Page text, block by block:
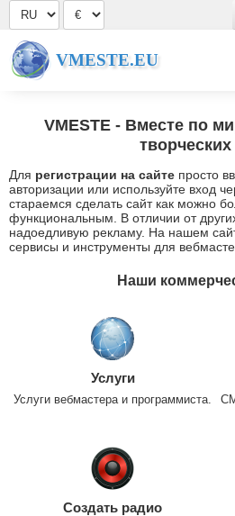
VMESTE.EU
VMESTE - Вместе по
Для регистрации на сайте просто
авторизации или используйте вход
стараемся сделать сайт как можно
функциональным. В отличии от
надоедливую рекламу. На нашем
сервисы и инструменты для
Наши
Услуги
Услуги вебмастера и программиста.
Создать радио